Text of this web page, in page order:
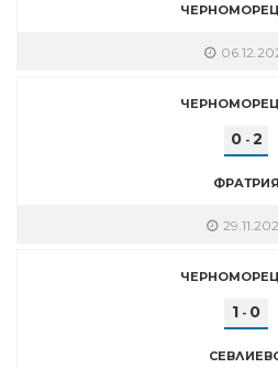
ЧЕРНОМОРЕЦ
ЧЕРНОМОРЕЦ
0- 2
ФРАТРИЯ
ЧЕРНОМОРЕЦ
1 - 0